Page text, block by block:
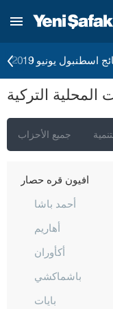
اسطنبول يونيو 2019
المحلية التركية
جميع الأحزاب
أنقرة
إزمير
أديامان
أفيون قره حصار
أحمد باشا
أهاريم
أكأوران
باشماكشي
بايات